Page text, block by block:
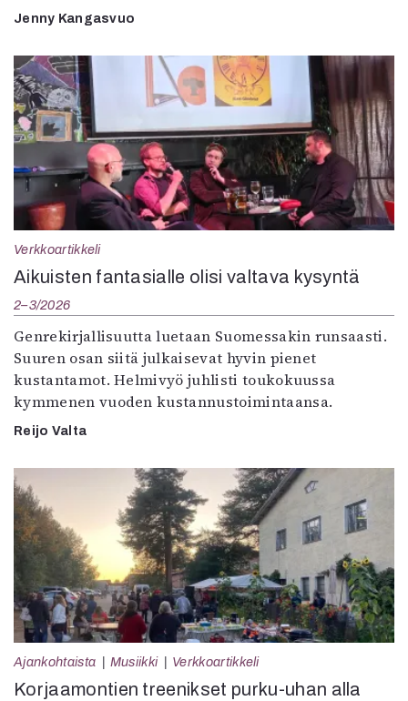
Jenny Kangasvuo
Verkkoartikkeli
Aikuisten fantasialle olisi valtava kysyntä
2–3/2026
Genrekirjallisuutta luetaan Suomessakin runsaasti.
Suuren osan siitä julkaisevat hyvin pienet
kustantamot. Helmivyö juhlisti toukokuussa
kymmenen vuoden kustannustoimintaansa.
Reijo Valta
Ajankohtaista Musiikki Verkkoartikkeli
Korjaamontien treenikset purku-uhan alla